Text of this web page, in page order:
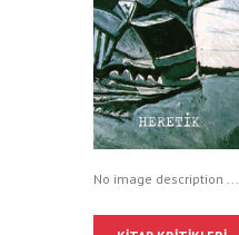
No image description ...